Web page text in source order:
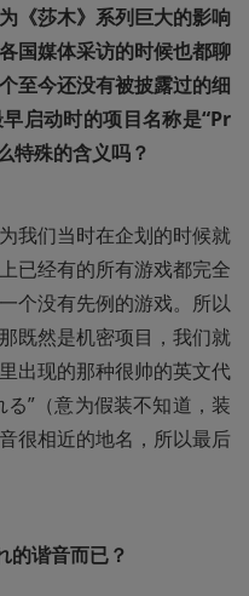
《莎木》系列巨大的影响
国媒体采访的时候也都聊
至今还没有被披露过的细
启动时的项目名称是“Pr
特殊的含义吗？
我们当时在企划的时候就
已经有的所有游戏都完全
个没有先例的游戏。所以
既然是机密项目，我们就
出现的那种很帅的英文代
”（意为假装不知道，装
很相近的地名，所以最后
的谐音而已？